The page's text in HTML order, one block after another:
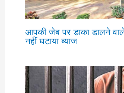
आपकी जेब पर डाका डालने
नहीं घटाया ब्याज